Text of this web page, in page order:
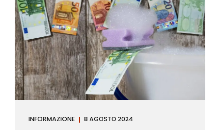
INFORMAZIONE 8 AGOSTO 2024